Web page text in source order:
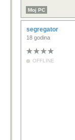
Moj PC
segregator
18 godina
OFFLINE